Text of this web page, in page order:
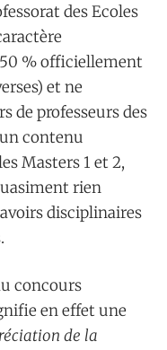
des Ecoles
% officiellement
et ne
de professeurs des
contenu
Masters 1 et 2,
rien
disciplinaires
concours
en effet une
de la